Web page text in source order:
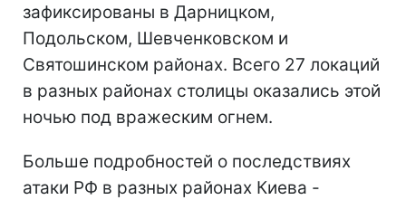
зафиксированы в Дарницком,
Подольском, Шевченковском и
Святошинском районах. Всего 27 локаций
в разных районах столицы оказались этой
ночью под вражеским огнем.
Больше подробностей о последствиях
атаки РФ в разных районах Киева -